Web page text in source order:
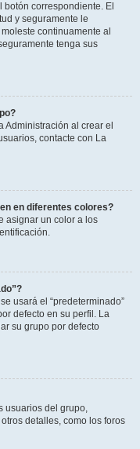
correspondiente. El
y seguramente le
continuamente al
tenga sus
Administración al crear el
contacte con La
en diferentes colores?
asignar un color a los
usará el “predeterminado”
defecto en su perfil. La
su grupo por defecto
usuarios del grupo,
detalles, como los foros